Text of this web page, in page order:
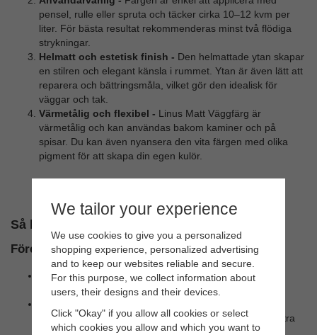
pensel, rulle eller spruta och täcker cirka 10–12 kvm per
liter. För bästa resultat rekommenderas minst två flödiga
strykningar.
Helmatt och estetisk finish - Den helmattade ytan skapar
en stilren och elegant känsla i rummet. Ytan är även lätt att
reparera och bättringsmåla, vilket gör den idealisk för
väggar och tak.
Värmetålig och flexibel - Linus Matt Väggfärg är
värmetålig och kan användas bakom kaminer och på
spisar. Du kan även nyansera den vita färgen med olika
pigment för att skapa din egen kulör.
Så här målar du med linoljefärg inomhus
Före målning
Rengör ytan noggrant och säkerställ att den är torr och
fast.
Allbäcks Primer för att minska färgåtgången och förbättra
resultatet.
We tailor your experience
We use cookies to give you a personalized
shopping experience, personalized advertising
and to keep our websites reliable and secure.
For this purpose, we collect information about
users, their designs and their devices.
Click "Okay" if you allow all cookies or select
which cookies you allow and which you want to